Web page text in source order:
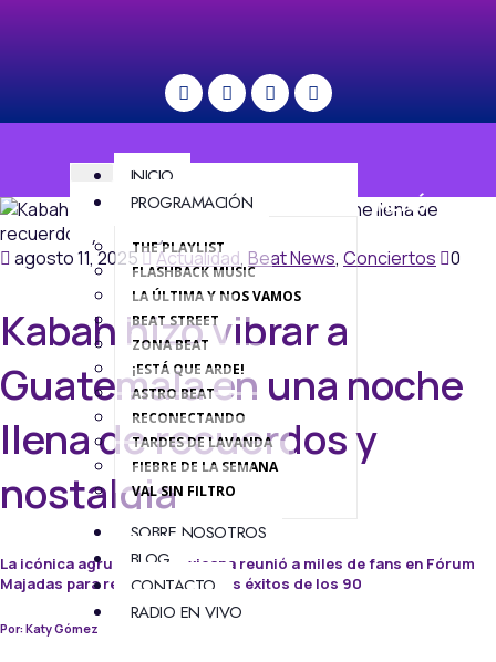
INICIO
PROGRAMACIÓN
THE PLAYLIST
FLASHBACK MUSIC
LA ÚLTIMA Y NOS VAMOS
BEAT STREET
ZONA BEAT
¡ESTÁ QUE ARDE!
ASTRO BEAT
RECONECTANDO
TARDES DE LAVANDA
FIEBRE DE LA SEMANA
VAL SIN FILTRO
SOBRE NOSOTROS
BLOG
CONTACTO
RADIO EN VIVO
MENÚ
agosto 11, 2025 Actualidad, Beat News, Conciertos 0
Kabah hizo vibrar a
Guatemala en una noche
llena de recuerdos y
nostalgia
La icónica agrupación mexicana reunió a miles de fans en Fórum
Majadas para revivir los grandes éxitos de los 90
Por: Katy Gómez